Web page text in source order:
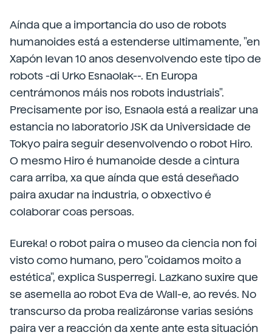
Aínda que a importancia do uso de robots
humanoides está a estenderse ultimamente, "en
Xapón levan 10 anos desenvolvendo este tipo de
robots -di Urko Esnaolak--. En Europa
centrámonos máis nos robots industriais".
Precisamente por iso, Esnaola está a realizar una
estancia no laboratorio JSK da Universidade de
Tokyo paira seguir desenvolvendo o robot Hiro.
O mesmo Hiro é humanoide desde a cintura
cara arriba, xa que aínda que está deseñado
paira axudar na industria, o obxectivo é
colaborar coas persoas.
Eureka! o robot paira o museo da ciencia non foi
visto como humano, pero "coidamos moito a
estética", explica Susperregi. Lazkano suxire que
se asemella ao robot Eva de Wall-e, ao revés. No
transcurso da proba realizáronse varias sesións
paira ver a reacción da xente ante esta situación